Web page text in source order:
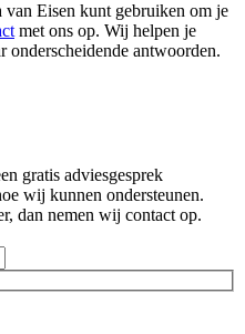
Eisen kunt gebruiken om je
met ons op. Wij helpen je
onderscheidende antwoorden.
gratis adviesgesprek
wij kunnen ondersteunen.
dan nemen wij contact op.